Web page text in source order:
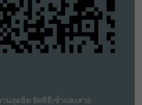
นสุดฮิต จัดพิธีเช้าแสงสวย